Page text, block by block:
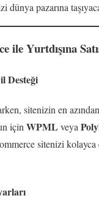
dünya pazarına
ile Yurtdışına
Desteği
sitenizin en
içinWPML veya
sitenizi